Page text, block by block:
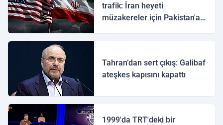
trafik: İran heyeti
müzakereler için Pakistan'a
Tahran’dan sert çıkış: Galibaf
ateşkes kapısını kapattı
1999'da TRT'deki bir